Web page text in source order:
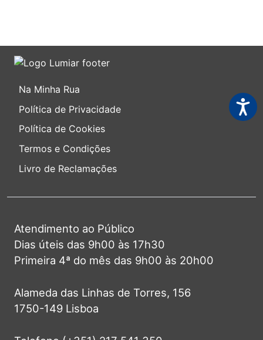
Na Minha Rua
Política de Privacidade
Política de Cookies
Termos e Condições
Livro de Reclamações
Atendimento ao Público
Dias úteis das 9h00 às 17h30
Primeira 4ª do mês das 9h00 às 20h00
Alameda das Linhas de Torres, 156
1750-149 Lisboa